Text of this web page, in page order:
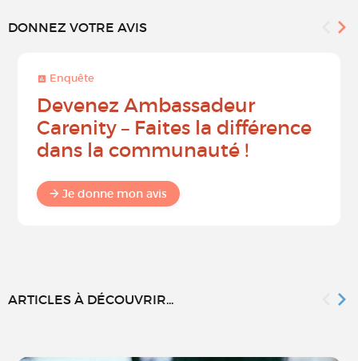
DONNEZ VOTRE AVIS
Enquête
Devenez Ambassadeur
Carenity – Faites la différence
dans la communauté !
Je donne mon avis
ARTICLES À DÉCOUVRIR...